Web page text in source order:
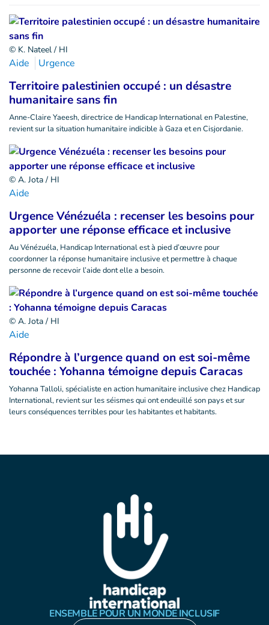
© K. Nateel / HI
Aide Urgence
Territoire palestinien occupé : un désastre
humanitaire sans fin
Anne-Claire Yaeesh, directrice de Handicap International en Palestine,
revient sur la situation humanitaire indicible à Gaza et en Cisjordanie.
© A. Jota / HI
Aide
Urgence Vénézuéla : recenser les besoins pour
apporter une réponse efficace et inclusive
Au Vénézuéla, Handicap International est à pied d’œuvre pour
coordonner la réponse humanitaire inclusive et permettre à chaque
personne de recevoir l’aide dont elle a besoin.
© A. Jota / HI
Aide
Répondre à l’urgence quand on est soi-même
touchée : Yohanna témoigne depuis Caracas
Yohanna Talloli, spécialiste en action humanitaire inclusive chez Handicap
International, revient sur les séismes qui ont endeuillé son pays et sur
leurs conséquences terribles pour les habitantes et habitants.
ENSEMBLE POUR UN MONDE INCLUSIF